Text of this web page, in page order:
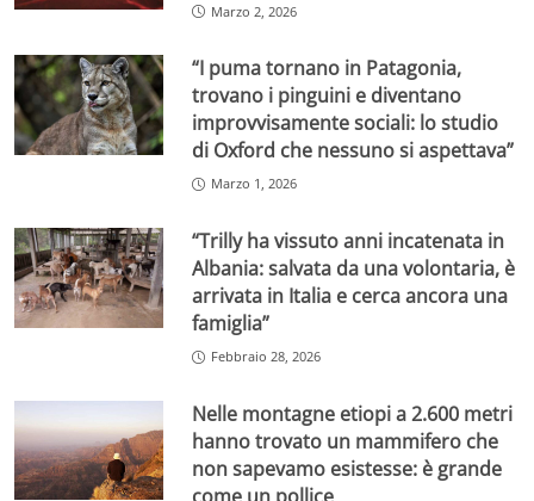
Marzo 2, 2026
“I puma tornano in Patagonia,
trovano i pinguini e diventano
improvvisamente sociali: lo studio
di Oxford che nessuno si aspettava”
Marzo 1, 2026
“Trilly ha vissuto anni incatenata in
Albania: salvata da una volontaria, è
arrivata in Italia e cerca ancora una
famiglia”
Febbraio 28, 2026
Nelle montagne etiopi a 2.600 metri
hanno trovato un mammifero che
non sapevamo esistesse: è grande